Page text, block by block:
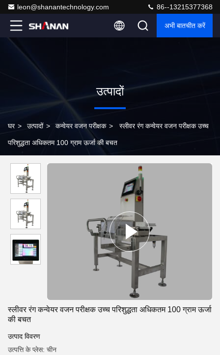
leon@shanantechnology.com 86--13215377368
अभी बातचीत करें
उत्पादों
घर > उत्पादों > कन्वेयर वजन परीक्षक > स्लीवर रंग कन्वेयर वजन परीक्षक उच्च
परिशुद्धता अधिकतम 100 ग्राम ऊर्जा की बचत
स्लीवर रंग कन्वेयर वजन परीक्षक उच्च परिशुद्धता अधिकतम 100 ग्राम ऊर्जा
की बचत
उत्पाद विवरण
उत्पत्ति के प्लेस: चीन